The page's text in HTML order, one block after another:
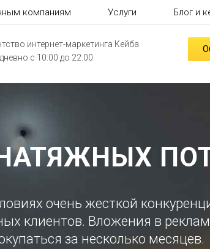
Блог и
Услуги
компаниям
интернет-маркетинга Кейба
с 10:00 до 22:00
очень жесткой
клиентов. Вложения в
за несколько месяцев.